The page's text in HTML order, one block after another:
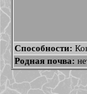
Способности:
Родная почва: